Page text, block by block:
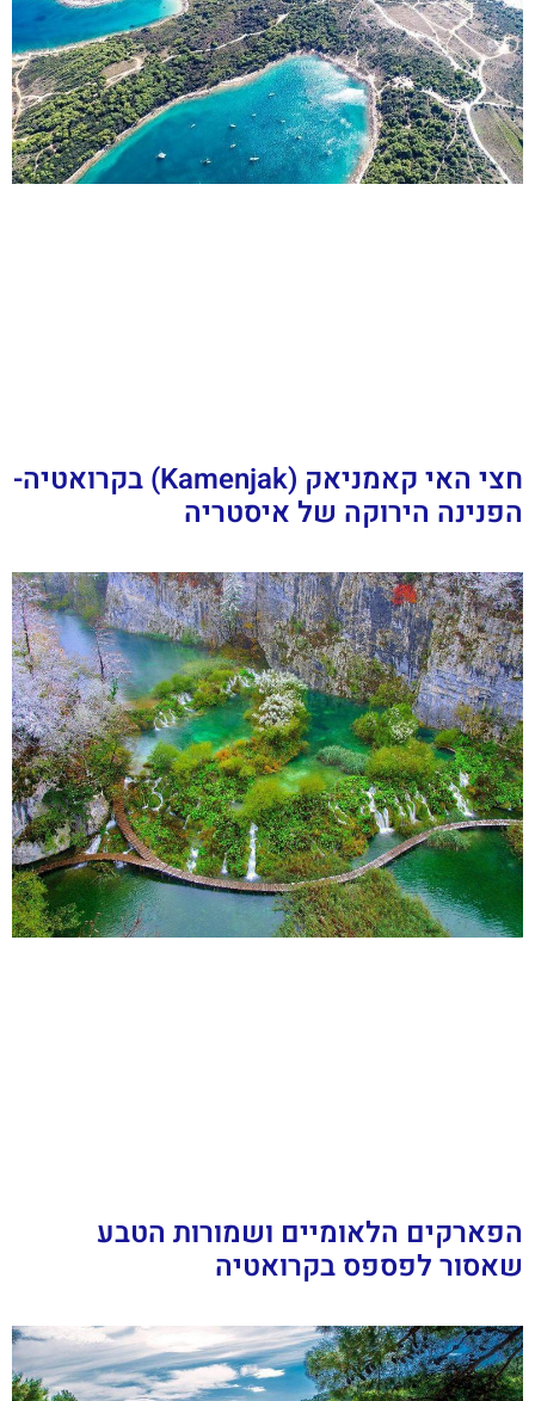
חצי האי קאמניאק (Kamenjak) בקרואטיה-
הפנינה הירוקה של איסטריה
הפארקים הלאומיים ושמורות הטבע
שאסור לפספס בקרואטיה